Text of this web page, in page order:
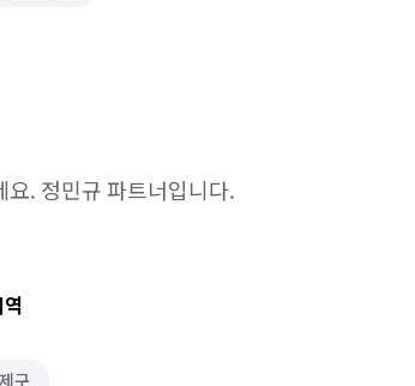
요. 정민규 파트너입니다.
구